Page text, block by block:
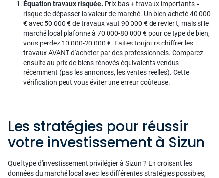
Équation travaux risquée. Prix bas + travaux importants =
risque de dépasser la valeur de marché. Un bien acheté 40 000
€ avec 50 000 € de travaux vaut 90 000 € de revient, mais si le
marché local plafonne à 70 000-80 000 € pour ce type de bien,
vous perdez 10 000-20 000 €. Faites toujours chiffrer les
travaux AVANT d'acheter par des professionnels. Comparez
ensuite au prix de biens rénovés équivalents vendus
récemment (pas les annonces, les ventes réelles). Cette
vérification peut vous éviter une erreur coûteuse.
Les stratégies pour réussir
votre investissement à Sizun
Quel type d'investissement privilégier à Sizun ? En croisant les
données du marché local avec les différentes stratégies possibles,